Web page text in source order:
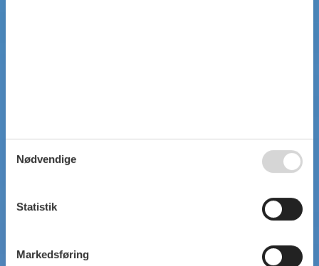
Nødvendige
Statistik
Markedsføring